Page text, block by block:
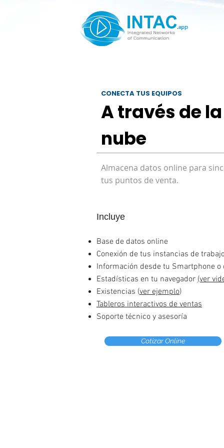
CONECTA TUS EQUIPOS
A través de la
nube
Almacena datos online para
tus puntos de venta.
Incluye
Base de datos online
Conexión de tus instancias de
Información desde tu Smartphone o
Estadísticas en tu navegador (ver
Existencias (ver ejemplo)
Tableros interactivos de ventas
Soporte técnico y asesoría
Cotizar Online